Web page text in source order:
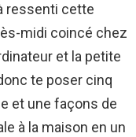
ressenti cette
midi coincé chez
et la petite
te poser cinq
et une façons de
à la maison en un